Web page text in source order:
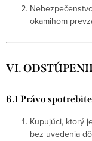
okamihom
VI.
6.1 Právo
Kupujúci, ktorý
bez uvedenia